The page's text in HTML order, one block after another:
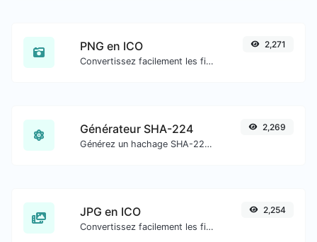
PNG en ICO
Convertissez facilement les fichiers image PNG en ICO.
2,271
Générateur SHA-224
Générez un hachage SHA-224 pour toute entrée de chaîne.
2,269
JPG en ICO
Convertissez facilement les fichiers image JPG en ICO.
2,254